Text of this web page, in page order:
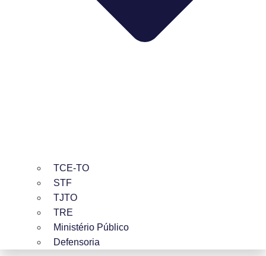
TCE-TO
STF
TJTO
TRE
Ministério Público
Defensoria